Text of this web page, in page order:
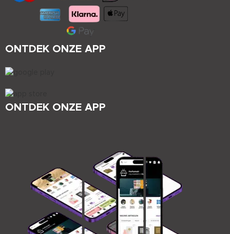
ONTDEK ONZE APP
ONTDEK ONZE APP